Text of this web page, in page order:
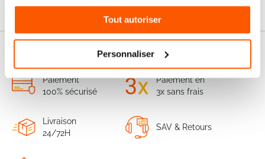
Tout autoriser
Personnaliser
Paiement
100% sécurisé
Paiement en
3x sans frais
Livraison
24/72H
SAV & Retours